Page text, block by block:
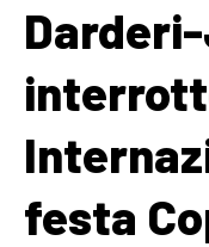
festa